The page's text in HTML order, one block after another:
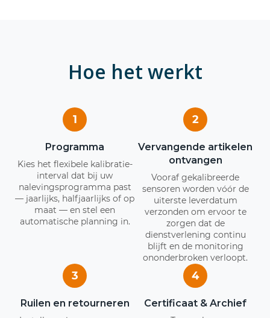
Hoe het werkt
1
Programma
Kies het flexibele kalibratie-
interval dat bij uw
nalevingsprogramma past
— jaarlijks, halfjaarlijks of op
maat — en stel een
automatische planning in.
2
Vervangende artikelen
ontvangen
Vooraf gekalibreerde
sensoren worden vóór de
uiterste leverdatum
verzonden om ervoor te
zorgen dat de
dienstverlening continu
blijft en de monitoring
ononderbroken verloopt.
3
Ruilen en retourneren
4
Certificaat & Archief